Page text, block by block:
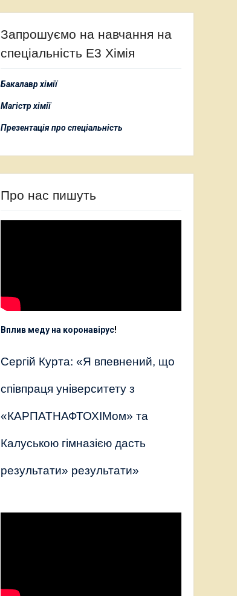
Запрошуємо на навчання на
спеціальність Е3 Хімія
Бакалавр хімії
Магістр хімії
Презентація про спеціальність
Про нас пишуть
Вплив меду на коронавірус!
Сергій Курта: «Я впевнений, що
співпраця університету з
«КАРПАТНАФТОХІМом» та
Калуською гімназією дасть
результати» результати»